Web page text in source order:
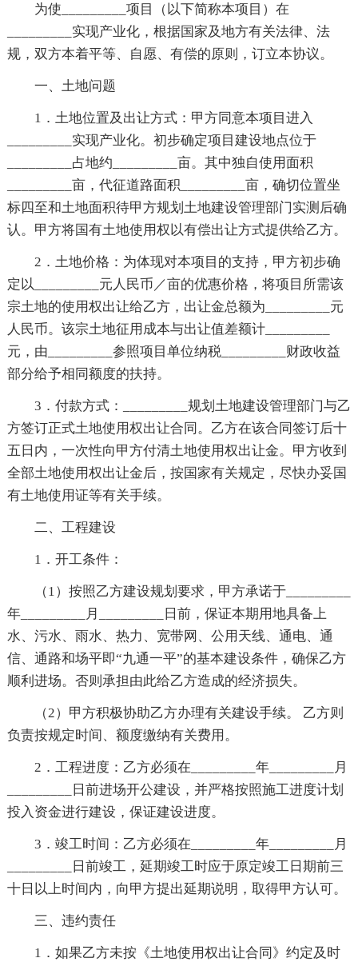
为使_________项目（以下简称本项目）在
_________实现产业化，根据国家及地方有关法律、法
规，双方本着平等、自愿、有偿的原则，订立本协议。
一、土地问题
1．土地位置及出让方式：甲方同意本项目进入
_________实现产业化。初步确定项目建设地点位于
_________占地约_________亩。其中独自使用面积
_________亩，代征道路面积_________亩，确切位置坐
标四至和土地面积待甲方规划土地建设管理部门实测后确
认。甲方将国有土地使用权以有偿出让方式提供给乙方。
2．土地价格：为体现对本项目的支持，甲方初步确
定以_________元人民币／亩的优惠价格，将项目所需该
宗土地的使用权出让给乙方，出让金总额为_________元
人民币。该宗土地征用成本与出让值差额计_________
元，由_________参照项目单位纳税_________财政收益
部分给予相同额度的扶持。
3．付款方式：_________规划土地建设管理部门与乙
方签订正式土地使用权出让合同。乙方在该合同签订后十
五日内，一次性向甲方付清土地使用权出让金。甲方收到
全部土地使用权出让金后，按国家有关规定，尽快办妥国
有土地使用证等有关手续。
二、工程建设
1．开工条件：
（1）按照乙方建设规划要求，甲方承诺于_________
年_________月_________日前，保证本期用地具备上
水、污水、雨水、热力、宽带网、公用天线、通电、通
信、通路和场平即“九通一平”的基本建设条件，确保乙方
顺利进场。否则承担由此给乙方造成的经济损失。
（2）甲方积极协助乙方办理有关建设手续。 乙方则
负责按规定时间、额度缴纳有关费用。
2．工程进度：乙方必须在_________年_________月
_________日前进场开公建设，并严格按照施工进度计划
投入资金进行建设，保证建设进度。
3．竣工时间：乙方必须在_________年_________月
_________日前竣工，延期竣工时应于原定竣工日期前三
十日以上时间内，向甲方提出延期说明，取得甲方认可。
三、违约责任
1．如果乙方未按《土地使用权出让合同》约定及时